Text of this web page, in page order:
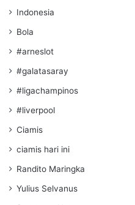
Indonesia
Bola
#arneslot
#galatasaray
#ligachampinos
#liverpool
Ciamis
ciamis hari ini
Randito Maringka
Yulius Selvanus